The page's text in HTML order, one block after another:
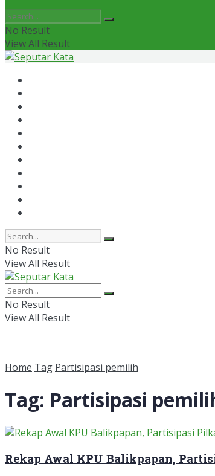
No Result
View All Result
No Result
View All Result
No Result
View All Result
Home Tag Partisipasi pemilih
Tag: Partisipasi
Rekap Awal KPU Balikpapan,